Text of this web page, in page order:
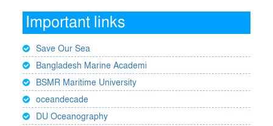
Important links
Save Our Sea
Bangladesh Marine Academi
BSMR Maritime University
oceandecade
DU Oceanography